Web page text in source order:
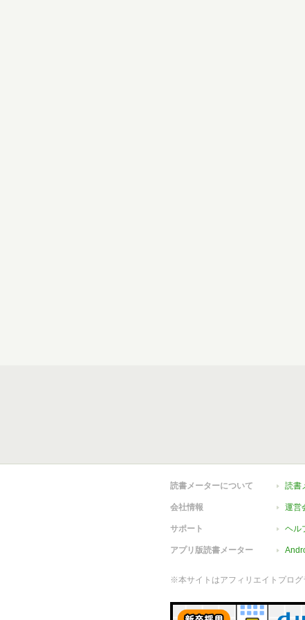
読書メーターについて 読書
会社情報 運営
サポート ヘル
アプリ版読書メーター
※本サイトはアフィリエイトプロ